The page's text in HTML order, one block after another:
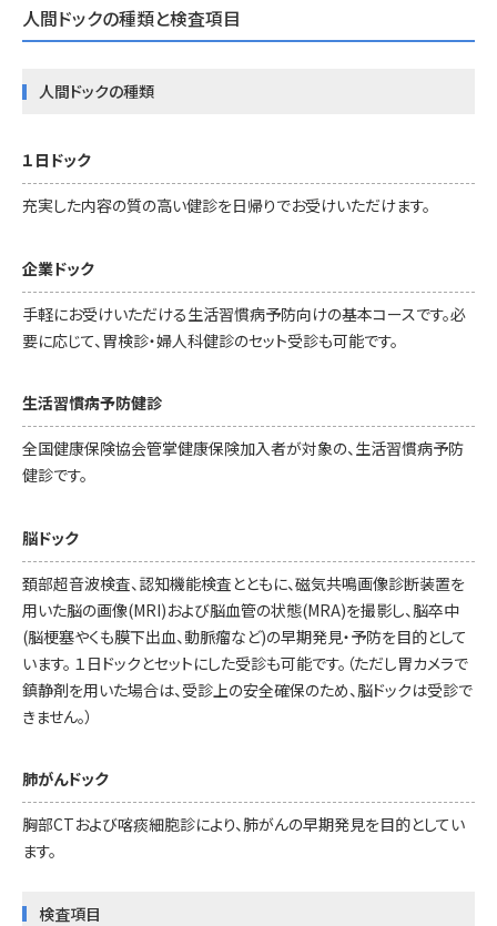
人間ドックの種類と検査項目
人間ドックの種類
１日ドック
充実した内容の質の高い健診を日帰りでお受けいただけます。
企業ドック
手軽にお受けいただける生活習慣病予防向けの基本コースです。必
要に応じて、胃検診・婦人科健診のセット受診も可能です。
生活習慣病予防健診
全国健康保険協会管掌健康保険加入者が対象の、生活習慣病予防
健診です。
脳ドック
頚部超音波検査、認知機能検査とともに、磁気共鳴画像診断装置を
用いた脳の画像(MRI)および脳血管の状態(MRA)を撮影し、脳卒中
(脳梗塞やくも膜下出血、動脈瘤など)の早期発見・予防を目的として
います。 １日ドックとセットにした受診も可能です。（ただし胃カメラで
鎮静剤を用いた場合は、受診上の安全確保のため、脳ドックは受診で
きません。）
肺がんドック
胸部CTおよび喀痰細胞診により、肺がんの早期発見を目的としてい
ます。
検査項目